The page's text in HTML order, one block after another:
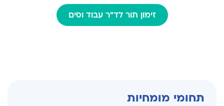
זימון תור לד"ר עבוד וסים
תחומי מומחיות